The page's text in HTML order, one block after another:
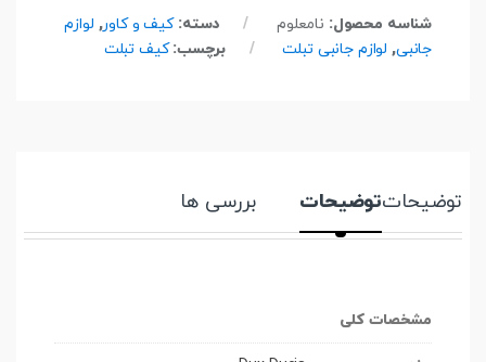
شناسه محصول: نامعلوم دسته:کیف و کاور, لوازم
جانبی, لوازم جانبی تبلت برچسب:کیف تبلت
توضیحاتتوضیحات بررسی ها
مشخصات کلی